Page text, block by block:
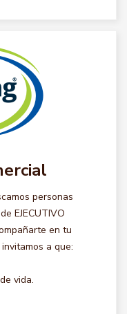
personas
EJECUTIVO
en tu
a que:
vida.